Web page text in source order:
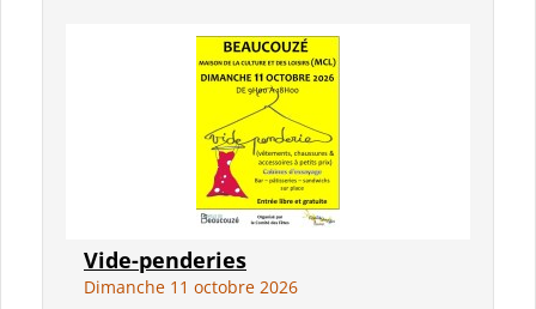
Vide-penderies
Dimanche 11 octobre 2026